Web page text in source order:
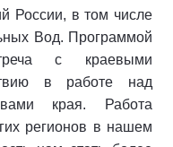
России, в том числе
Вод. Программой
с краевыми
в работе над
края. Работа
регионов в нашем